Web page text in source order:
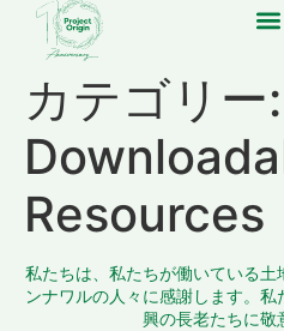
カテゴリー:
Resources
私たちは、私たちが働いている
ンナワルの人々に感謝します。
興の長老たちに敬